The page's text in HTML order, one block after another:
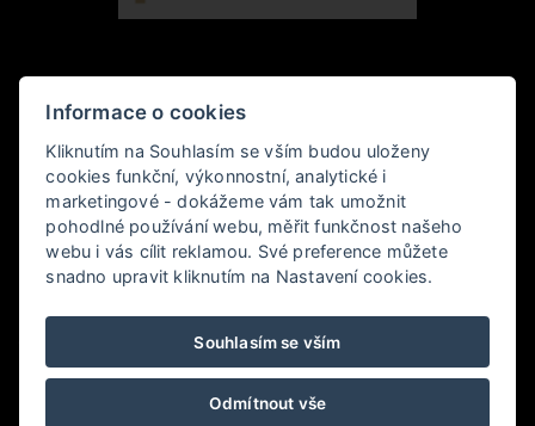
HOTEL ZELENÝ POTOK 4*
Pec pod Sněžkou 349,, 542 21 Pec pod Sněžkou
+420 778 006 010
hotel@zelenypotok.cz
LHHOTELS
Informace o cookies
Kliknutím na Souhlasím se vším budou uloženy
cookies funkční, výkonnostní, analytické i
marketingové - dokážeme vám tak umožnit
pohodlné používání webu, měřit funkčnost našeho
webu i vás cílit reklamou. Své preference můžete
snadno upravit kliknutím na Nastavení cookies.
Souhlasím se vším
Odmítnout vše